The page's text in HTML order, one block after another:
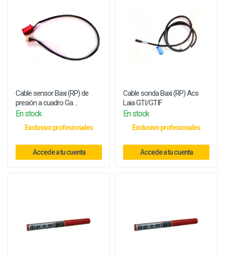
Cable sensor Baxi (RP) de
presión a cuadro Ga ...
En stock
Exclusivo profesionales
Accede a tu cuenta
Cable sonda Baxi (RP) Acs
Laia GTI/GTIF
En stock
Exclusivo profesionales
Accede a tu cuenta